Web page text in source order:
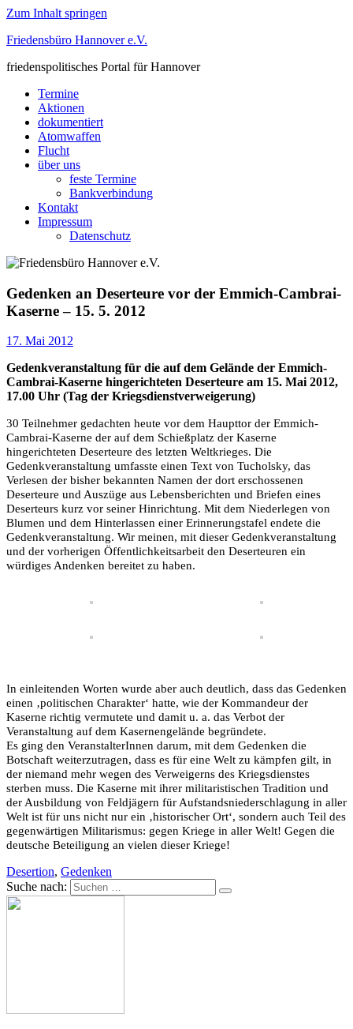
Zum Inhalt springen
Friedensbüro Hannover e.V.
friedenspolitisches Portal für Hannover
Termine
Aktionen
dokumentiert
Atomwaffen
Flucht
über uns
feste Termine
Bankverbindung
Kontakt
Impressum
Datenschutz
Gedenken an Deserteure vor der Emmich-Cambrai-
Kaserne – 15. 5. 2012
17. Mai 2012
Gedenkveranstaltung für die auf dem Gelände der Emmich-
Cambrai-Kaserne hingerichteten Deserteure am 15. Mai 2012,
17.00 Uhr (Tag der Kriegsdienstverweigerung)
30 Teilnehmer gedachten heute vor dem Haupttor der Emmich-
Cambrai-Kaserne der auf dem Schießplatz der Kaserne
hingerichteten Deserteure des letzten Weltkrieges. Die
Gedenkveranstaltung umfasste einen Text von Tucholsky, das
Verlesen der bisher bekannten Namen der dort erschossenen
Deserteure und Auszüge aus Lebensberichten und Briefen eines
Deserteurs kurz vor seiner Hinrichtung. Mit dem Niederlegen von
Blumen und dem Hinterlassen einer Erinnerungstafel endete die
Gedenkveranstaltung. Wir meinen, mit dieser Gedenkveranstaltung
und der vorherigen Öffentlichkeitsarbeit den Deserteuren ein
würdiges Andenken bereitet zu haben.
In einleitenden Worten wurde aber auch deutlich, dass das Gedenken
einen ‚politischen Charakter‘ hatte, wie der Kommandeur der
Kaserne richtig vermutete und damit u. a. das Verbot der
Veranstaltung auf dem Kasernengelände begründete.
Es ging den VeranstalterInnen darum, mit dem Gedenken die
Botschaft weiterzutragen, dass es für eine Welt zu kämpfen gilt, in
der niemand mehr wegen des Verweigerns des Kriegsdienstes
sterben muss. Die Kaserne mit ihrer militaristischen Tradition und
der Ausbildung von Feldjägern für Aufstandsniederschlagung in aller
Welt ist für uns nicht nur ein ‚historischer Ort‘, sondern auch Teil des
gegenwärtigen Militarismus: gegen Kriege in aller Welt! Gegen die
deutsche Beteiligung an vielen dieser Kriege!
Desertion, Gedenken
Suche nach: